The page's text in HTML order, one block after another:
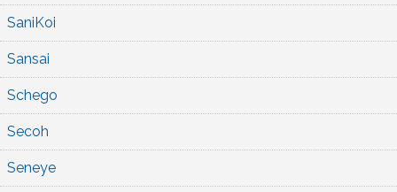
SaniKoi
Sansai
Schego
Secoh
Seneye